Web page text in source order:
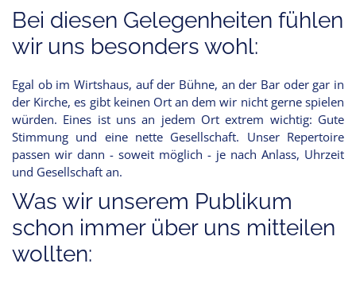
Bei diesen Gelegenheiten fühlen
wir uns besonders wohl:
Egal ob im Wirtshaus, auf der Bühne, an der Bar oder gar in
der Kirche, es gibt keinen Ort an dem wir nicht gerne spielen
würden. Eines ist uns an jedem Ort extrem wichtig: Gute
Stimmung und eine nette Gesellschaft. Unser Repertoire
passen wir dann - soweit möglich - je nach Anlass, Uhrzeit
und Gesellschaft an.
Was wir unserem Publikum
schon immer über uns mitteilen
wollten: